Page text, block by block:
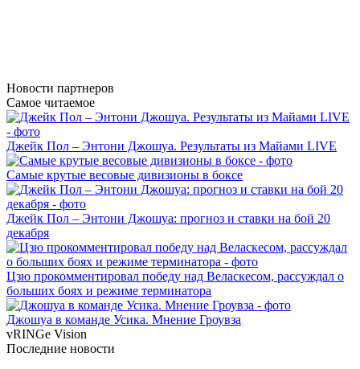
Новости партнеров
Самое читаемое
Джейк Пол – Энтони Джошуа. Результаты из Майами LIVE
Самые крутые весовые дивизионы в боксе
Джейк Пол – Энтони Джошуа: прогноз и ставки на бой 20
декабря
Цзю прокомментировал победу над Веласкесом, рассуждал о
больших боях и режиме терминатора
Джошуа в команде Усика. Мнение Гроувза
vRINGe Vision
Последние новости